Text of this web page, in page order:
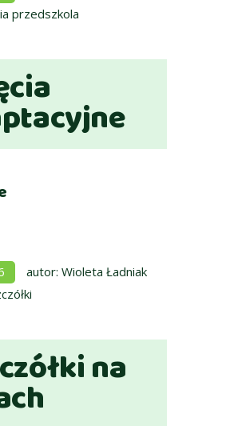
przedszkola
autor: Wioleta Ładniak
na